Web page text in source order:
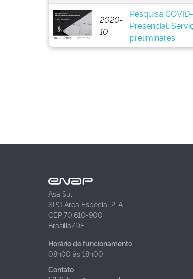
2020-
10
Pesquisa
Presencial.
preliminares
Asa Sul
SPO Área Especial 2-A
CEP 70.610-900
Brasília/DF
Horário de funcionamento
08h00 às 18h00
Contato